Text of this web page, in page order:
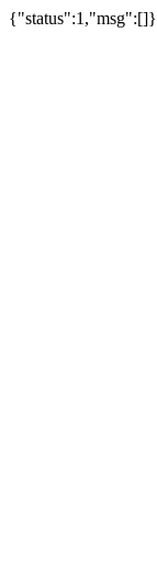
{"status":1,"msg":[]}